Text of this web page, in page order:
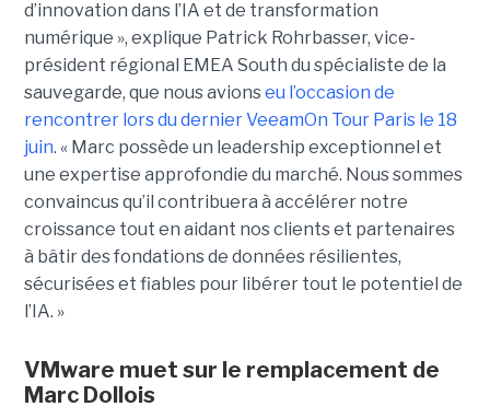
d’innovation dans l’IA et de transformation
numérique », explique Patrick Rohrbasser, vice-
président régional EMEA South du spécialiste de la
sauvegarde, que nous avionseu l’occasion de
rencontrer lors du dernier VeeamOn Tour Paris le 18
juin. « Marc possède un leadership exceptionnel et
une expertise approfondie du marché. Nous sommes
convaincus qu’il contribuera à accélérer notre
croissance tout en aidant nos clients et partenaires
à bâtir des fondations de données résilientes,
sécurisées et fiables pour libérer tout le potentiel de
l’IA. »
VMware muet sur le remplacement de
Marc Dollois